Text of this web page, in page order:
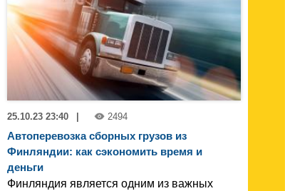
25.10.23 23:40 2494
Автоперевозка сборных грузов из
Финляндии: как сэкономить время и
деньги
Финляндия является одним из важных